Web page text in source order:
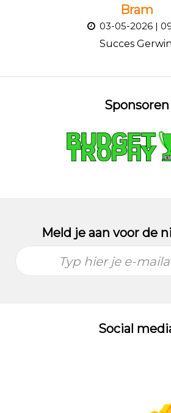
Bram
03-05-2026 |
Succes
Sponsoren
Meld je aan voor de
Typ hier je e-
Social